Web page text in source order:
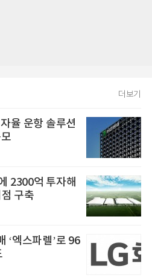
더보기
율 운항 솔루션
2300억 투자해
구축
‘엑스파렐’로 96